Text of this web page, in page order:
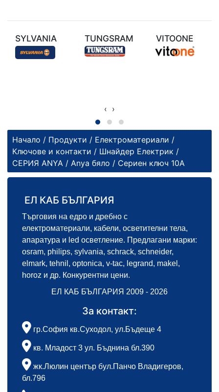
SYLVANIA TUNGSRAM VITOONE
‹ ›
Начало / Продукти / Електроматериали /
Ключове и контакти / Шнайдер Електрик /
СЕРИЯ ANYA / Anya бяло / Сериен ключ 10А
ЕЛ КАБ БЪЛГАРИЯ
Търговия на едро и дребно с
електроматериали, кабели, осветителни тела,
апаратура и led осветление. Предлагани марки:
osram, philips, sylvania, schrack, schneider,
elmark, tehnil, optonica, v-tac, legrand, makel,
horoz и др. Конкурентни цени.
ЕЛ КАБ БЪЛГАРИЯ 2009 - 2026
За контакт:
гр.София кв.Суходол, ул.Бъдеще 4
кв. Младост 3 ул. Бъднина бл.390
жк.Люлин център бул.Панчо Владигеров,
бл.796